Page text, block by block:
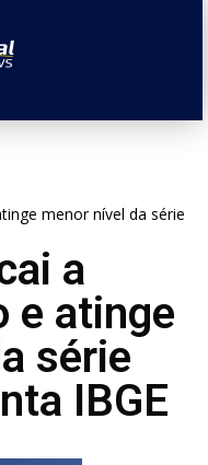
menor nível da série
a
e atinge
série
IBGE